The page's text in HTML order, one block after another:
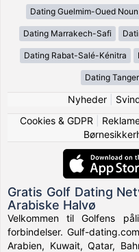
Dating Guelmim-Oued Noun
Dating Marrakech-Safi
Dating Rabat-Salé-Kénitra
Dating
Nyheder|
Cookies & GDPR
Gratis Golf Dating
Arabiske Halvø
Velkommen til Golfens
forbindelser. Gulf-
Arabien, Kuwait, Qatar,